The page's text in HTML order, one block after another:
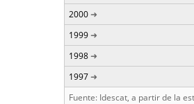
2000
1999
1998
1997
Fuente: Idescat, a partir de la